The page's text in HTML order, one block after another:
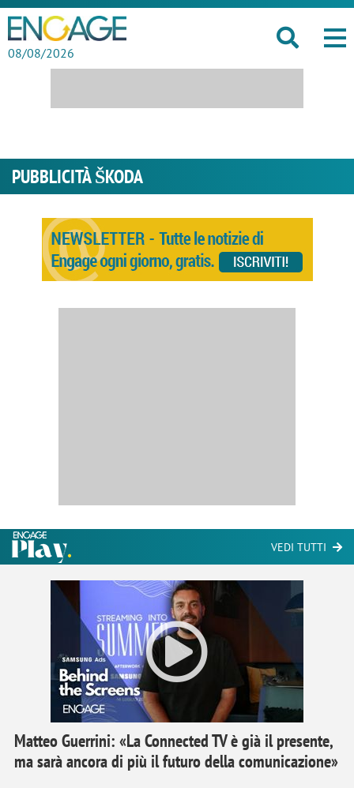
08/08/2026
PUBBLICITÀ ŠKODA
VEDI TUTTI
Matteo Guerrini: «La Connected TV è già il presente,
ma sarà ancora di più il futuro della comunicazione»